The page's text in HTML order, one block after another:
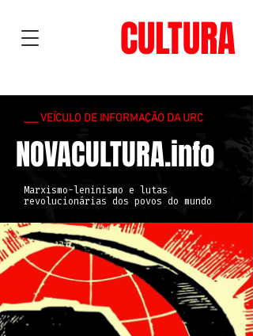
CULTURA
___ VEÍCULO DE INFORMAÇÃO DA URC
NOVACULTURA.info
Marxismo-leninismo e lutas
revolucionárias dos povos do mundo